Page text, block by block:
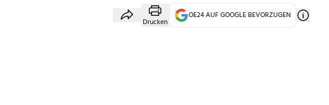
Drucken
OE24 AUF GOOGLE BEVORZUGEN